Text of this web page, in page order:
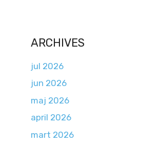
ARCHIVES
jul 2026
jun 2026
maj 2026
april 2026
mart 2026